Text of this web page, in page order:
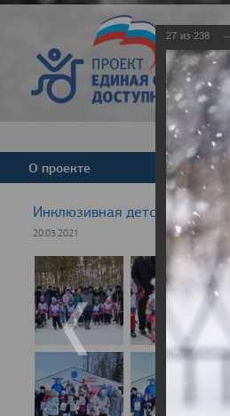
О проекте Команда
Инклюзивная детская гонка
20.03.2021
27 из 238